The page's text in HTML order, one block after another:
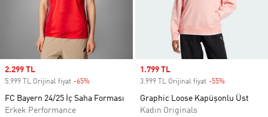
Sale price
2.299 TL
5.999 TL Orijinal fiyat -65%
FC Bayern 24/25 İç Saha Forması
Erkek Performance
Sale price
1.799 TL
3.999 TL Orijinal fiyat -55%
Graphic Loose Kapüşonlu Üst
Kadın Originals